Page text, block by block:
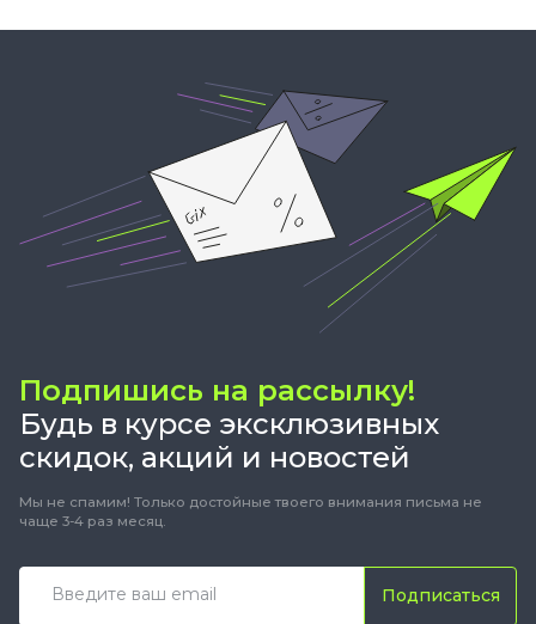
Подпишись на рассылку!
Будь в курсе эксклюзивных
скидок, акций и новостей
Мы не спамим! Только достойные твоего внимания письма не
чаще 3-4 раз месяц.
Подписаться